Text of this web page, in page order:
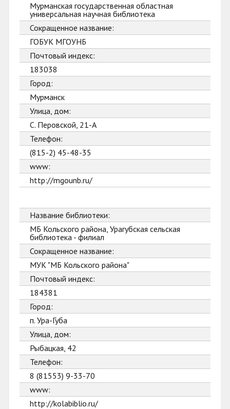
Мурманская государственная областная
универсальная научная библиотека
Сокращенное название:
ГОБУК МГОУНБ
Почтовый индекс:
183038
Город:
Мурманск
Улица, дом:
С. Перовской, 21-А
Телефон:
(815-2) 45-48-35
www:
http://mgounb.ru/
Название библиотеки:
МБ Кольского района, Урагубская сельская
библиотека - филиал
Сокращенное название:
МУК "МБ Кольского района"
Почтовый индекс:
184381
Город:
п. Ура-Губа
Улица, дом:
Рыбацкая, 42
Телефон:
8 (81553) 9-33-70
www:
http://kolabiblio.ru/